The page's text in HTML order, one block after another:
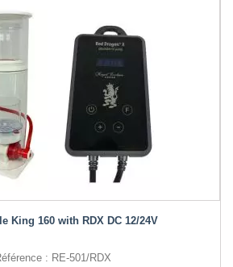
King 160 with RDX DC 12/24V
: RE-501/RDX